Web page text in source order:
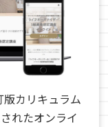
カリキュラム
れたオンライ